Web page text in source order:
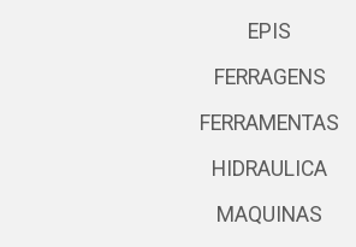
EPIS
FERRAGENS
FERRAMENTAS
HIDRAULICA
MAQUINAS